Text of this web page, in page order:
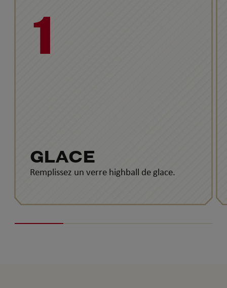
1
GLACE
Remplissez un verre highball de glace.